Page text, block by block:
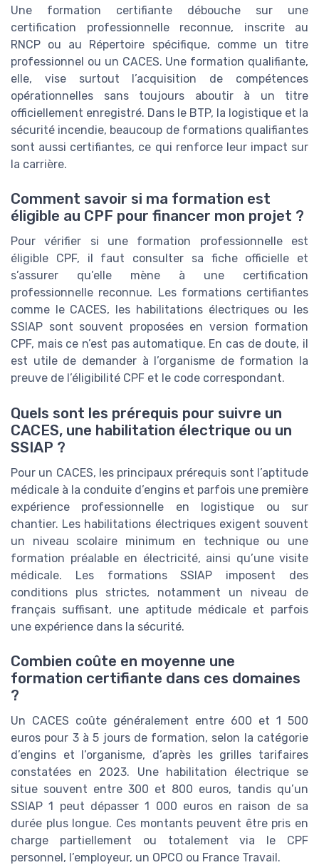
Une formation certifiante débouche sur une
certification professionnelle reconnue, inscrite au
RNCP ou au Répertoire spécifique, comme un titre
professionnel ou un CACES. Une formation qualifiante,
elle, vise surtout l’acquisition de compétences
opérationnelles sans toujours aboutir à un titre
officiellement enregistré. Dans le BTP, la logistique et la
sécurité incendie, beaucoup de formations qualifiantes
sont aussi certifiantes, ce qui renforce leur impact sur
la carrière.
Comment savoir si ma formation est
éligible au CPF pour financer mon projet ?
Pour vérifier si une formation professionnelle est
éligible CPF, il faut consulter sa fiche officielle et
s’assurer qu’elle mène à une certification
professionnelle reconnue. Les formations certifiantes
comme le CACES, les habilitations électriques ou les
SSIAP sont souvent proposées en version formation
CPF, mais ce n’est pas automatique. En cas de doute, il
est utile de demander à l’organisme de formation la
preuve de l’éligibilité CPF et le code correspondant.
Quels sont les prérequis pour suivre un
CACES, une habilitation électrique ou un
SSIAP ?
Pour un CACES, les principaux prérequis sont l’aptitude
médicale à la conduite d’engins et parfois une première
expérience professionnelle en logistique ou sur
chantier. Les habilitations électriques exigent souvent
un niveau scolaire minimum en technique ou une
formation préalable en électricité, ainsi qu’une visite
médicale. Les formations SSIAP imposent des
conditions plus strictes, notamment un niveau de
français suffisant, une aptitude médicale et parfois
une expérience dans la sécurité.
Combien coûte en moyenne une
formation certifiante dans ces domaines
?
Un CACES coûte généralement entre 600 et 1 500
euros pour 3 à 5 jours de formation, selon la catégorie
d’engins et l’organisme, d’après les grilles tarifaires
constatées en 2023. Une habilitation électrique se
situe souvent entre 300 et 800 euros, tandis qu’un
SSIAP 1 peut dépasser 1 000 euros en raison de sa
durée plus longue. Ces montants peuvent être pris en
charge partiellement ou totalement via le CPF
personnel, l’employeur, un OPCO ou France Travail.